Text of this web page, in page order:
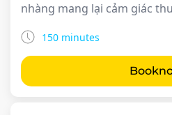
nhàng mang lại cảm giác
150 minutes